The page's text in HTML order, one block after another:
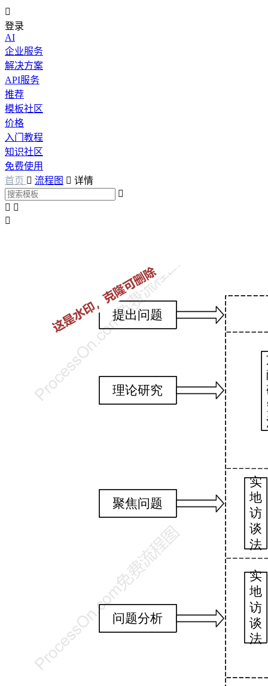

登录
AI
企业服务
解决方案
API服务
推荐
模板社区
价格
入门教程
知识社区
免费使用
首页  流程图  详情

 
